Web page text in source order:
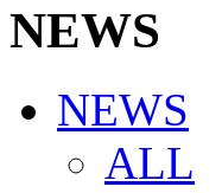
Jリーグ運営
写真・動画使
SCHEDULE
2026/27
練習見学時の
TICKET
奈良クラブ明
NEWS
NEWS
ALL